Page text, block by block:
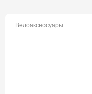
Велоаксессуары